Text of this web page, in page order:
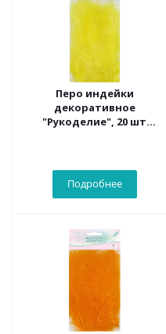
Перо индейки
декоративное
"Рукоделие", 20 шт
Подробнее